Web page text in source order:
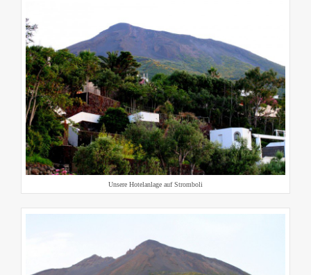
Unsere Hotelanlage auf Stromboli